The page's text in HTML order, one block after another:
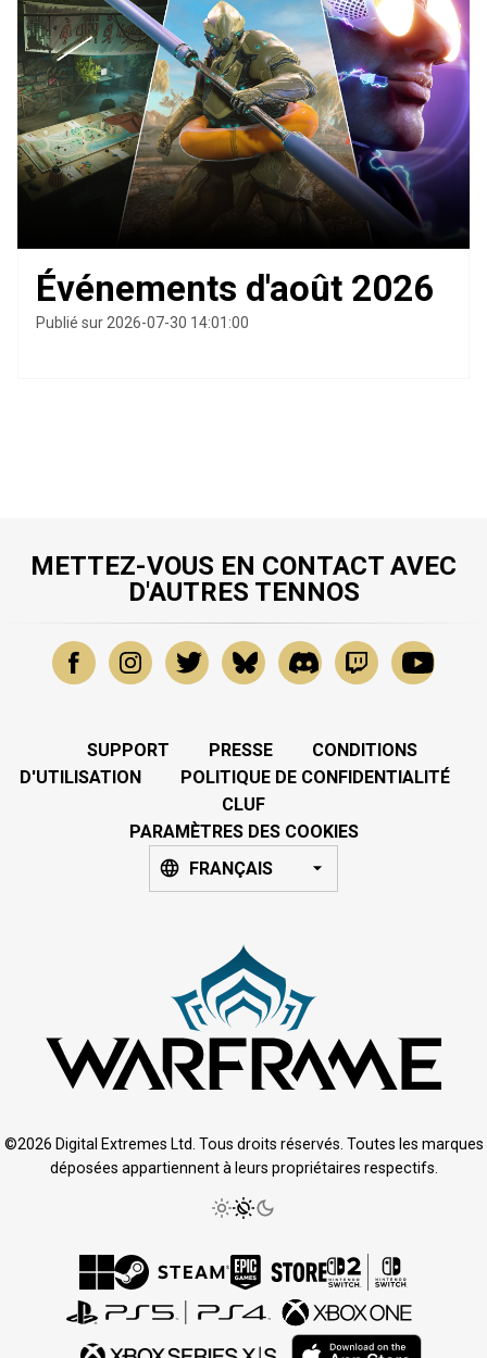
Événements d'août 2026
Publié sur 2026-07-30 14:01:00
METTEZ-VOUS EN CONTACT AVEC
D'AUTRES TENNOS
SUPPORT PRESSE
CONDITIONS
D'UTILISATION
POLITIQUE DE CONFIDENTIALITÉ
CLUF
PARAMÈTRES DES COOKIES
FRANÇAIS
©2026 Digital Extremes Ltd. Tous droits réservés. Toutes les marques
déposées appartiennent à leurs propriétaires respectifs.